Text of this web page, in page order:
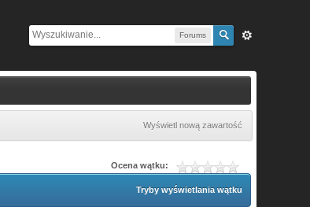
Forums
Wyświetl nową zawartość
Ocena wątku:
Tryby wyświetlania wątku